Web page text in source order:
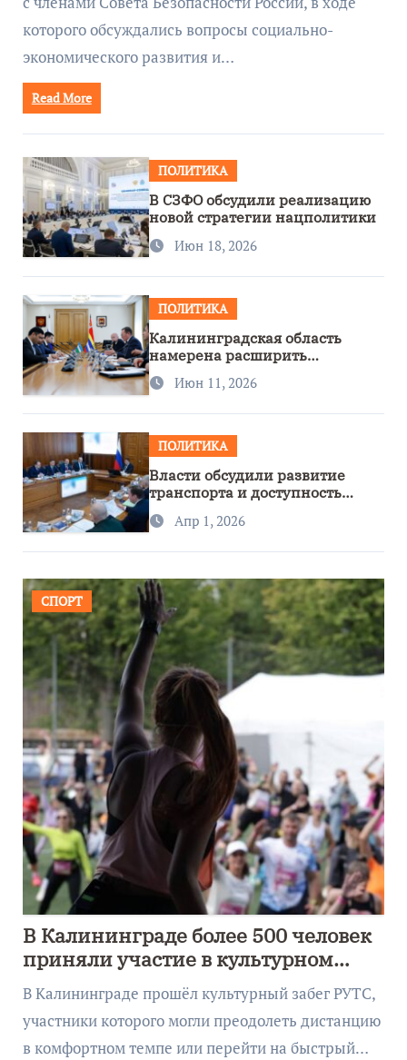
которого обсуждались вопросы социально-
экономического развития и…
Read More
ПОЛИТИКА
В СЗФО обсудили реализацию
новой стратегии нацполитики
Июн 18, 2026
ПОЛИТИКА
Калининградская область
намерена расширить
сотрудничество с Узбекистаном
Июн 11, 2026
ПОЛИТИКА
Власти обсудили развитие
транспорта и доступность
региона
Апр 1, 2026
СПОРТ
В Калининграде более 500 человек
приняли участие в культурном
забеге
В Калининграде прошёл культурный забег РУТС,
участники которого могли преодолеть дистанцию
в комфортном темпе или перейти на быстрый…